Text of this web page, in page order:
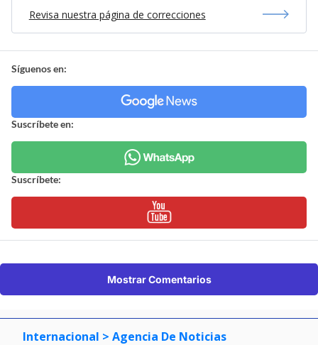
Revisa nuestra página de correcciones
Síguenos en:
Suscríbete en:
Suscríbete:
Mostrar Comentarios
Internacional > Agencia De Noticias